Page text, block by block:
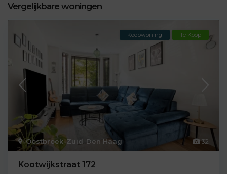
Vergelijkbare woningen
32
Oostbroek-Zuid Den Haag
Koopwoning Te Koop
Kootwijkstraat 172